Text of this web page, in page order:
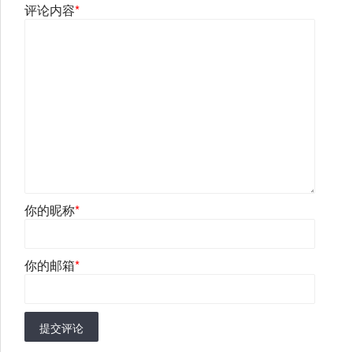
评论内容*
你的昵称*
你的邮箱*
提交评论